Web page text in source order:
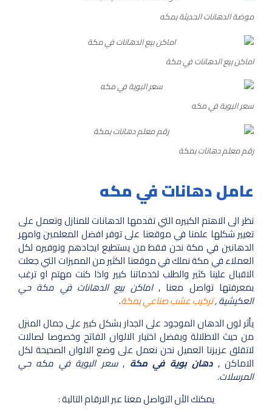
موضة الدهانات الحديثة بمكه
اماكن بيع الدهانات في مكة
سعر البوية في مكه
رقم معلم دهانات بمكة
عامل دهانات في مكه
نظر الى الاهتم الكبيره التي تقدمها الدهانات للمنازل وتعمل على
تغيير شكلها علمنا في موقعنا على توفر افضل المعلمين وامهر
الدهانين في مكة نحن فقط من يستطيع ايجادهم وتوفيره لكل
العملاء في مكة نملك في موقعنا الكثير من المميزات التي جعلت
الاقبال علينا كثير والطلب لخدماتنا كبير واذا كنت مهتم او ترغب
بمعرفتها تواصل معنا , اماكن بيع الدهانات في مكة حي
العكيشية ,تركيب عشب صناعي بمكة.
يأثر لون الدهان الموجود على الجدار بشكل كبير على جمال المنزل
من حيث الاطلالة ويفضل اختيار الالوان الفاتح وخصوصا لصالات
لاتقلق عزيزنا العميل نحن نعمل على وضع الالوان الصحيحة لكل
الاماكن ,دهان بوية في مكة ,سعر البوية في مكه حي
المرسلات.
يمكنك الأن التواصل معنا عبر الارقام التالية :